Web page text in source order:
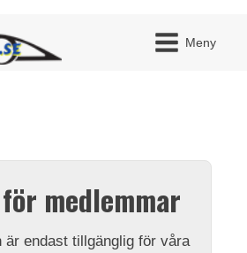
Meny
medlemmar
är endast tillgänglig för våra